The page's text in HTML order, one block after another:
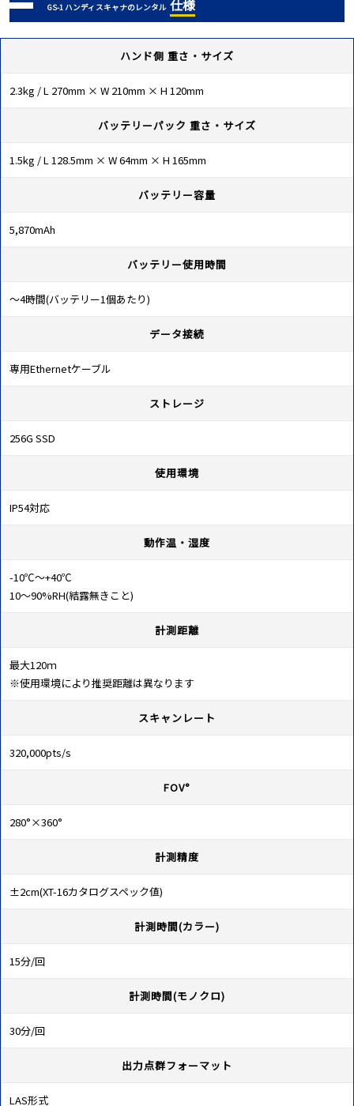
GS-1 ハンディスキャナのレンタル 仕様
ハンド側 重さ・サイズ
2.3kg / L 270mm × W 210mm × H 120mm
バッテリーパック 重さ・サイズ
1.5kg / L 128.5mm × W 64mm × H 165mm
バッテリー容量
5,870mAh
バッテリー使用時間
～4時間(バッテリー1個あたり)
データ接続
専用Ethernetケーブル
ストレージ
256G SSD
使用環境
IP54対応
動作温・湿度
-10℃～+40℃
10～90%RH(結露無きこと)
計測距離
最大120ｍ
※使用環境により推奨距離は異なります
スキャンレート
320,000pts/s
FOV°
280°×360°
計測精度
±2cm(XT-16カタログスペック値)
計測時間(カラー)
15分/回
計測時間(モノクロ)
30分/回
出力点群フォーマット
LAS形式